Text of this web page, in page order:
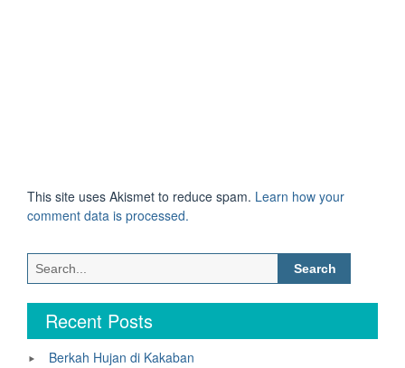
This site uses Akismet to reduce spam. Learn how your
comment data is processed.
Search
for:
Recent Posts
Berkah Hujan di Kakaban